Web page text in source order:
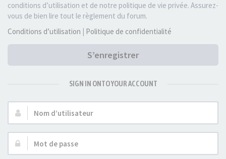
conditions d’utilisation et de notre politique de vie privée. Assurez-
vous de bien lire tout le règlement du forum.
Conditions d’utilisation | Politique de confidentialité
S’enregistrer
SIGN IN ONTO YOUR ACCOUNT
Nom
d’utilisateur :
Mot
de